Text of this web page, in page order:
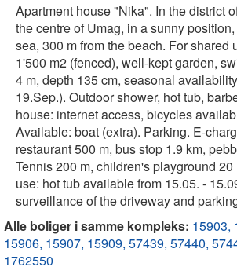
Apartment house "Nika". In the district
the centre of Umag, in a sunny
sea, 300 m from the beach. For shared
1'500 m2 (fenced), well-kept garden,
4 m, depth 135 cm, seasonal
19.Sep.). Outdoor shower, hot tub,
house: internet access, bicycles
Available: boat (extra). Parking. E-
restaurant 500 m, bus stop 1.9 km,
Tennis 200 m, children's playground 20
use: hot tub available from 15.05. -
surveillance of the driveway and
Alle boliger i samme kompleks: 15903,
15906, 15907, 15909, 57439, 57440,
1762550